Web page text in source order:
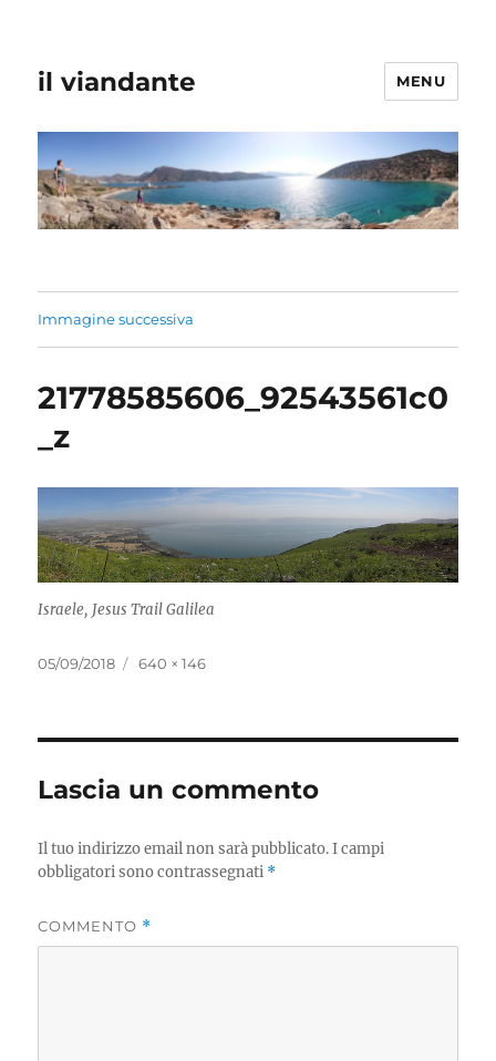
il viandante MENU
Immagine successiva
21778585606_92543561c0
_z
Israele, Jesus Trail Galilea
05/09/2018 640 × 146
Lascia un commento
Il tuo indirizzo email non sarà pubblicato. I campi
obbligatori sono contrassegnati *
COMMENTO *